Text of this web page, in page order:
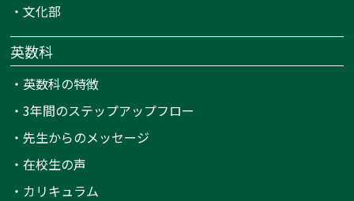
・文化部
英数科
・ 英数科の特徴
・3年間のステップアップフロー
・先生からのメッセージ
・在校生の声
・ カリキュラム